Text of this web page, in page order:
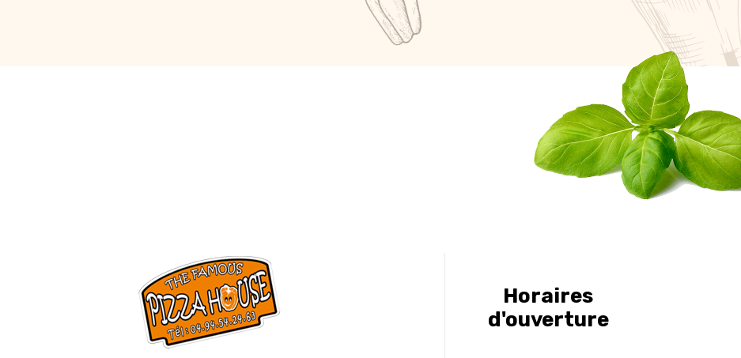
Horaires
d'ouverture